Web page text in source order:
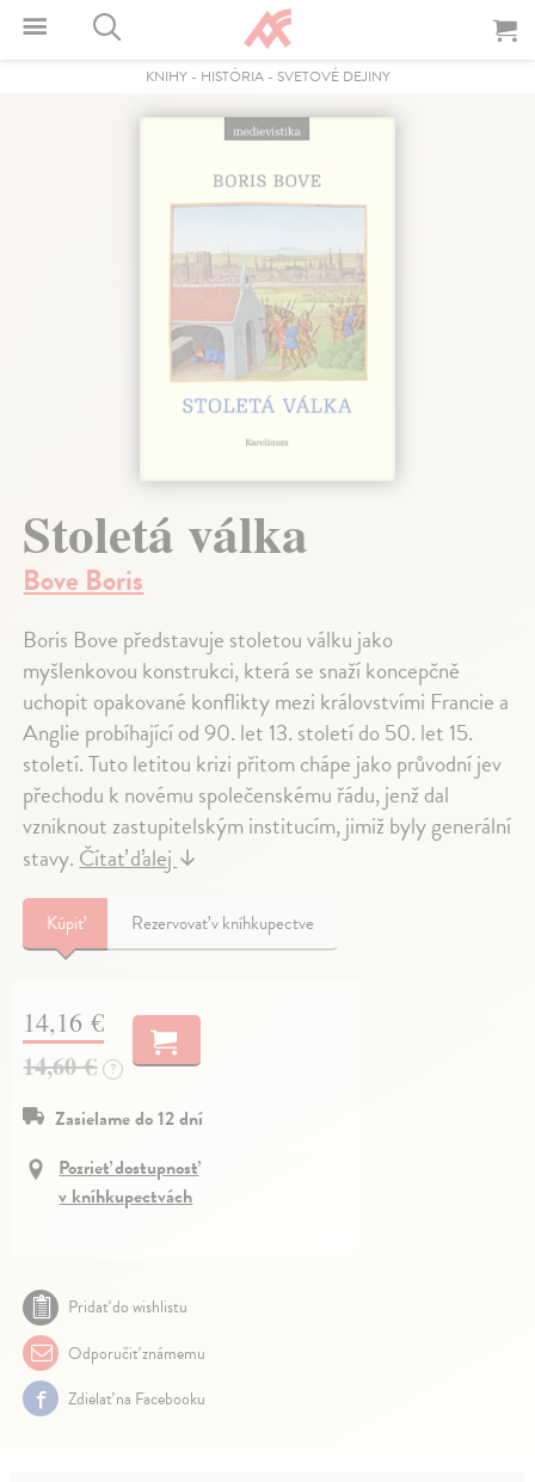
KNIHY- HISTÓRIA- SVETOVÉ DEJINY
Stoletá válka
Bove Boris
Boris Bove představuje stoletou válku jako
myšlenkovou konstrukci, která se snaží koncepčně
uchopit opakované konflikty mezi královstvími Francie a
Anglie probíhající od 90. let 13. století do 50. let 15.
století. Tuto letitou krizi přitom chápe jako průvodní jev
přechodu k novému společenskému řádu, jenž dal
vzniknout zastupitelským institucím, jimiž byly generální
stavy.Čítať ďalej↓
Kúpiť Rezervovať v kníhkupectve
14,16 €
14,60 €
?
Zasielame do 12 dní
Pozrieť dostupnosť
v kníhkupectvách
Pridať do wishlistu
Odporučiť známemu
Zdielať na Facebooku